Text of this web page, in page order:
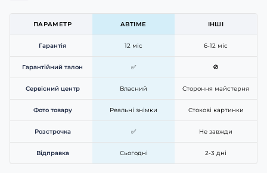
ПАРАМЕТР ABTIME ІНШІ
Гарантія 12 міс 6-12 міс
Гарантійний талон ✅ 🚫
Сервісний центр Власний Стороння майстерня
Фото товару Реальні знімки Стокові картинки
Розстрочка ✅ Не завжди
Відправка Сьогодні 2-3 дні